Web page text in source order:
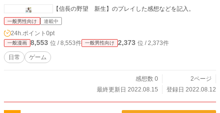
【信長の野望 新生】のプレイした感想などを記入。
一般男性向け 連載中
24h.ポイント 0pt
一般漫画 8,553 位 / 8,553件 一般男性向け 2,373 位 / 2,373件
日常 ゲーム
感想数 0
2ページ
最終更新日 2022.08.15
登録日 2022.08.12